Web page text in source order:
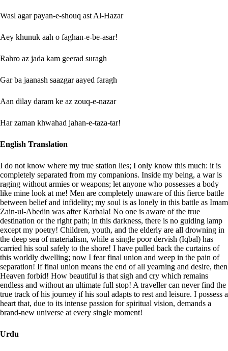
Wasl agar payan-e-shouq ast Al-Hazar
Aey khunuk aah o faghan-e-be-asar!
Rahro az jada kam geerad suragh
Gar ba jaanash saazgar aayed faragh
Aan dilay daram ke az zouq-e-nazar
Har zaman khwahad jahan-e-taza-tar!
English Translation
I do not know where my true station lies; I only know this much: it is
completely separated from my companions. Inside my being, a war is
raging without armies or weapons; let anyone who possesses a body
like mine look at me! Men are completely unaware of this fierce battle
between belief and infidelity; my soul is as lonely in this battle as Imam
Zain-ul-Abedin was after Karbala! No one is aware of the true
destination or the right path; in this darkness, there is no guiding lamp
except my poetry! Children, youth, and the elderly are all drowning in
the deep sea of materialism, while a single poor dervish (Iqbal) has
carried his soul safely to the shore! I have pulled back the curtains of
this worldly dwelling; now I fear final union and weep in the pain of
separation! If final union means the end of all yearning and desire, then
Heaven forbid! How beautiful is that sigh and cry which remains
endless and without an ultimate full stop! A traveller can never find the
true track of his journey if his soul adapts to rest and leisure. I possess a
heart that, due to its intense passion for spiritual vision, demands a
brand-new universe at every single moment!
Urdu